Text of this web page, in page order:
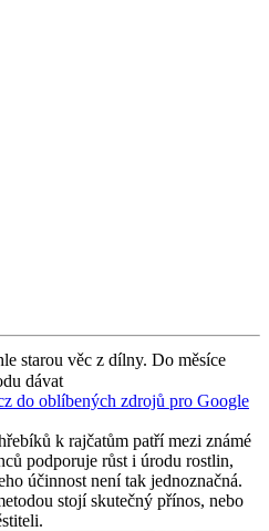
starou věc z dílny. Do měsíce
dávat
do oblíbených zdrojů pro Google
k rajčatům patří mezi známé
podporuje růst i úrodu rostlin,
účinnost není tak jednoznačná.
stojí skutečný přínos, nebo